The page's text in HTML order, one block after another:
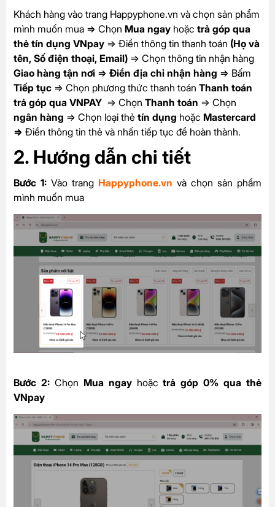
Khách hàng vào trang Happyphone.vn và chọn sản phẩm
mình muốn mua => Chọn Mua ngay hoặc trả góp qua
thẻ tín dụng VNpay => Điền thông tin thanh toán (Họ và
tên, Số điện thoại, Email) => Chọn thông tin nhận hàng
Giao hàng tận nơi => Điền địa chỉ nhận hàng => Bấm
Tiếp tục => Chọn phương thức thanh toán Thanh toán
trả góp qua VNPAY => Chọn Thanh toán => Chọn
ngân hàng => Chọn loại thẻ tín dụng hoặc Mastercard
=> Điền thông tin thẻ và nhấn tiếp tục để hoàn thành.
2. Hướng dẫn chi tiết
Bước 1: Vào trang Happyphone.vn và chọn sản phẩm
mình muốn mua
Bước 2:Chọn Mua ngay hoặctrả góp 0% qua thẻ
VNpay